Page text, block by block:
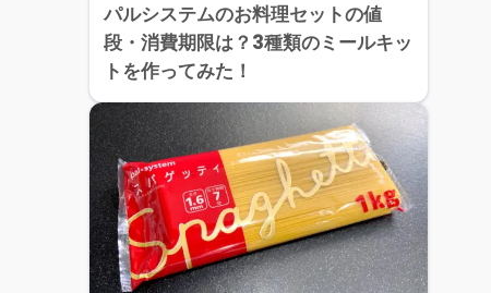
パルシステムのお料理セットの値
段・消費期限は？3種類のミールキッ
トを作ってみた！